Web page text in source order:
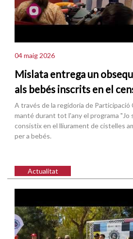
04 maig 2026
Mislata entrega un
als bebés inscrits en el
A través de la regidoria de
manté durant tot l'any el programa "Jo
consistix en el lliurament de cistelles
per a bebés.
Actualitat